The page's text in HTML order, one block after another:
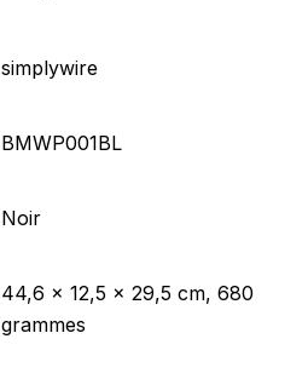
‎simplywire
‎BMWP001BL
‎Noir
‎44,6 x 12,5 x 29,5 cm, 680
grammes